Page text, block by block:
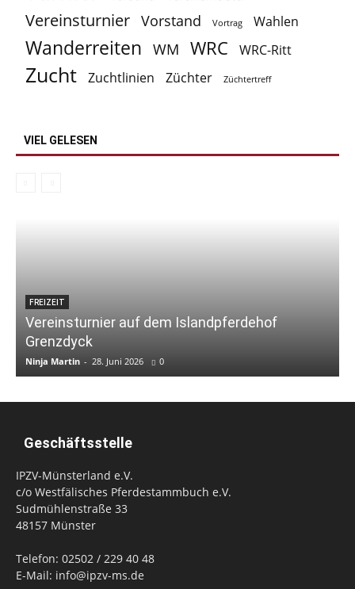
Vereinsturnier Vorstand Vortrag Wahlen
Wanderreiten WM WRC WRC-Ritt
Zucht Zuchtlinien Züchter Züchtertreff
VIEL GELESEN
FREIZEIT
Vereinsturnier auf dem Islandpferdehof
Grenzdyck
Ninja Martin - 28. Juni 2026 0
Geschäftsstelle
IPZV-Münsterland e.V.
c/o Westfälisches Pferdestammbuch e.V.
Sudmühlenstraße 33
48157 Münster
Telefon: 02502 / 229 40 48
E-Mail: info@ipzv-ms.de